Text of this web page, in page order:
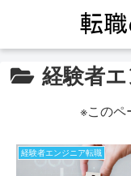
経験者
※このペ
経験者エンジニア転職